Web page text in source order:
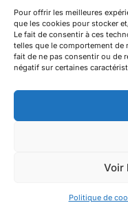
Pour offrir les meilleures
que les cookies pour stocker
Le fait de consentir à ces
telles que le comportement de
fait de ne pas consentir ou de
négatif sur certaines
Voir
Politique de
Tous droits réservés.